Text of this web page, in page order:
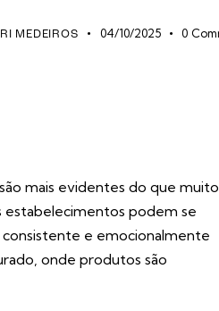
MEDEIROS 04/10/2025 0
são mais evidentes do que
estabelecimentos podem se
consistente e emocionalmente
onde produtos são